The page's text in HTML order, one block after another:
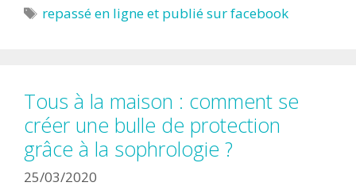
Étiquettes
repassé en ligne et publié sur facebook
Tous à la maison : comment se
créer une bulle de protection
grâce à la sophrologie ?
25/03/2020